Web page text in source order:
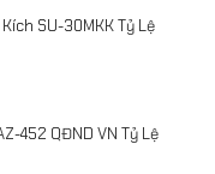
SU-30MKK Tỷ Lệ
452 QĐND VN Tỷ Lệ